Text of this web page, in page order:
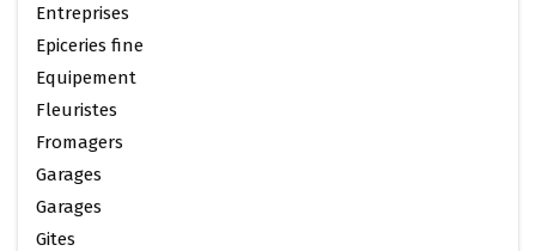
Entreprises
Epiceries fine
Equipement
Fleuristes
Fromagers
Garages
Garages
Gites